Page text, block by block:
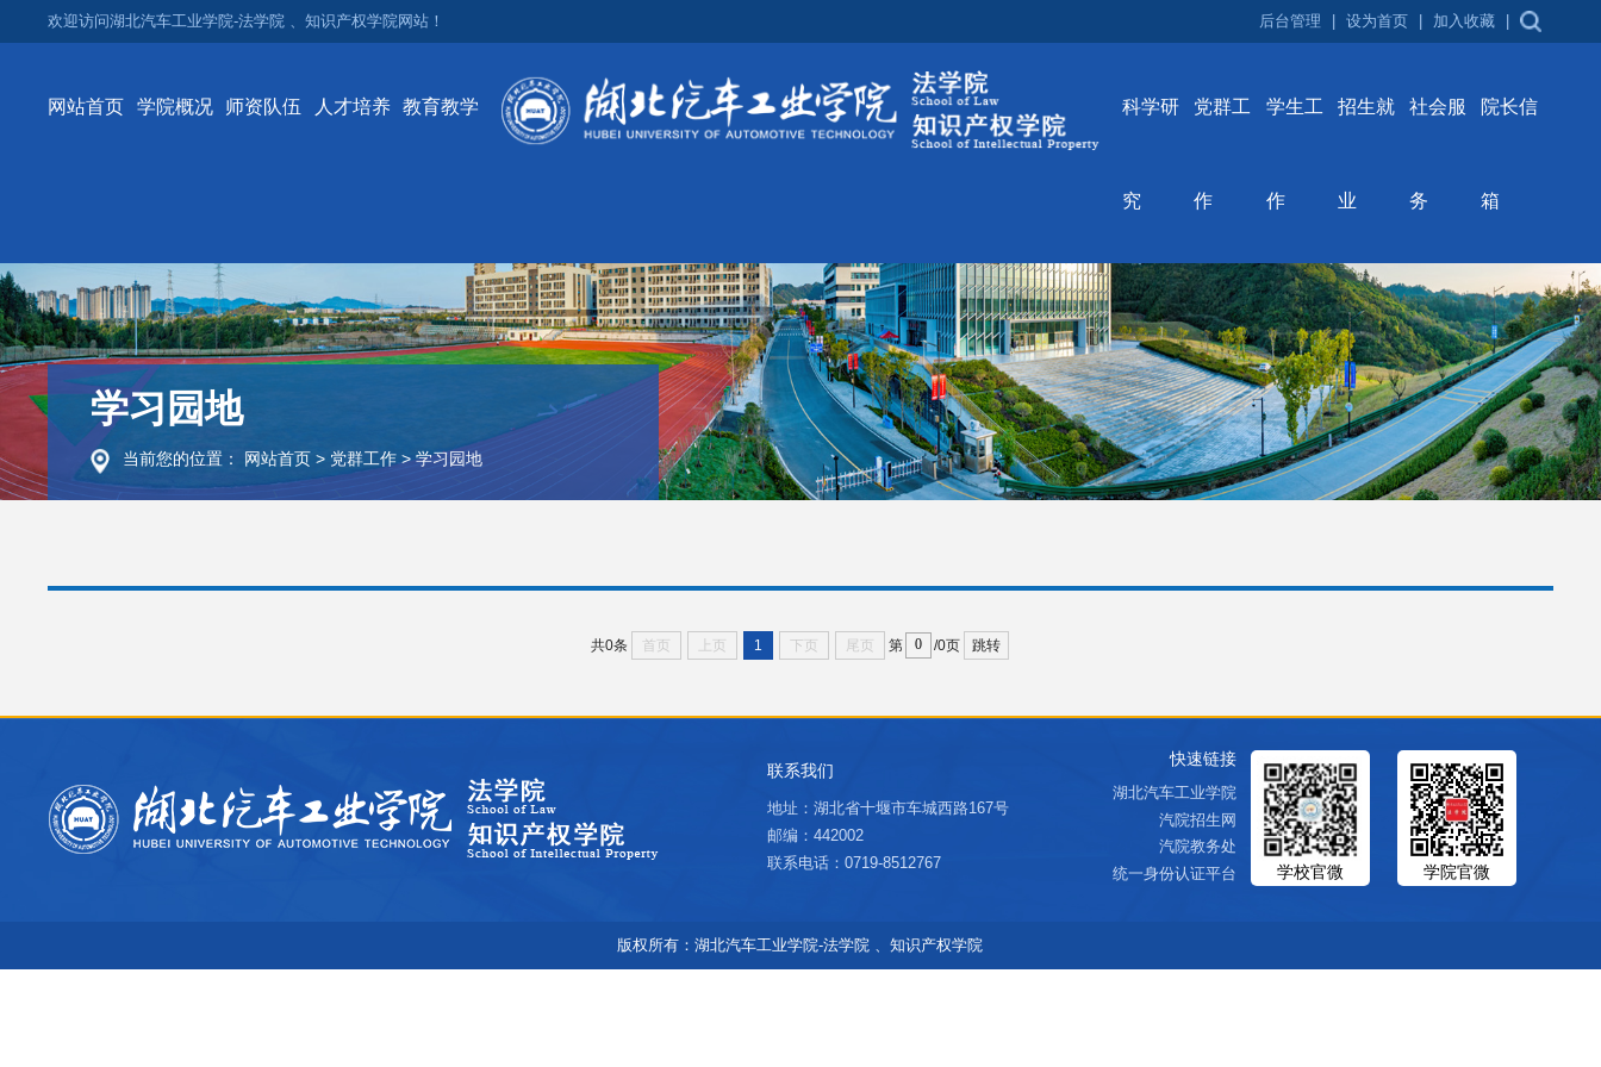
欢迎访问湖北汽车工业学院-法学院 、知识产权学院网站！ 后台管理 设为首页 加入收藏
网站首页 学院概况 师资队伍 人才培养 教育教学 科学研
究
党群工
作
学生工
作
招生就
业
社会服
务
院长信
箱
学习园地
当前您的位置： 网站首页 > 党群工作>学习园地
共0条 首页 上页 1 下页 尾页 第 /0页 跳转
联系我们
地址：湖北省十堰市车城西路167号
邮编：442002
联系电话：0719-8512767
快速链接
湖北汽车工业学院
汽院招生网
汽院教务处
统一身份认证平台
学校官微 学院官微
版权所有：湖北汽车工业学院-法学院 、知识产权学院